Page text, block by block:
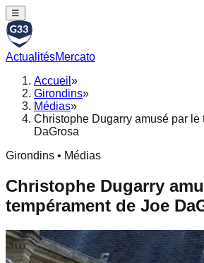
☰
ActualitésMercato
Accueil »
Girondins»
Médias»
Christophe Dugarry amusé par le
DaGrosa
Girondins • Médias
Christophe Dugarry
tempérament de Joe